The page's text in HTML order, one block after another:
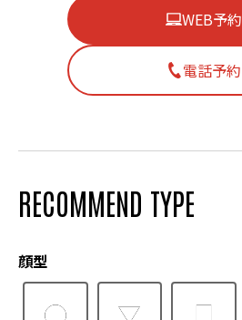
WEB予約
電話予約
RECOMMEND TYPE
顔型